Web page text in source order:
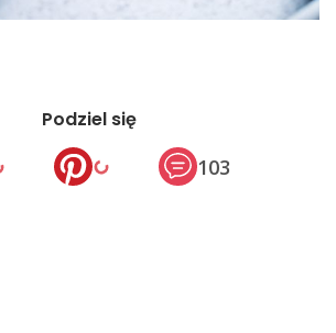
Podziel się
103